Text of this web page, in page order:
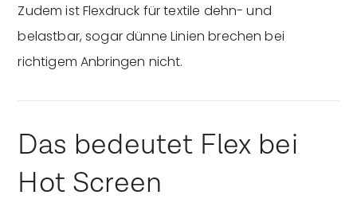
Zudem ist Flexdruck für textile dehn- und
belastbar, sogar dünne Linien brechen bei
richtigem Anbringen nicht.
Das bedeutet Flex bei
Hot Screen